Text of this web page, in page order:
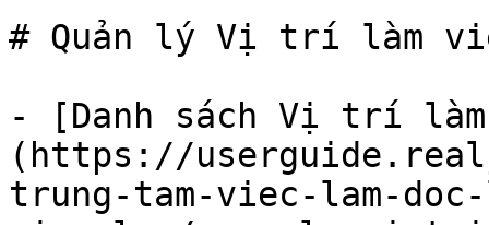
# Quản lý Vị trí làm
- [Danh sách Vị trí
(https://
trung-tam-viec-lam-